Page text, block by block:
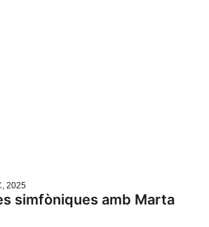
2025
simfòniques amb Marta